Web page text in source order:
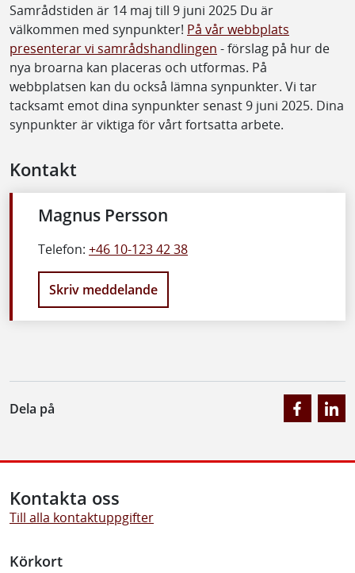
Samrådstiden är 14 maj till 9 juni 2025 Du är
välkommen med synpunkter! På vår webbplats
presenterar vi samrådshandlingen - förslag på hur de
nya broarna kan placeras och utformas. På
webbplatsen kan du också lämna synpunkter. Vi tar
tacksamt emot dina synpunkter senast 9 juni 2025. Dina
synpunkter är viktiga för vårt fortsatta arbete.
Kontakt
Magnus Persson
Telefon: +46 10-123 42 38
Skriv meddelande
Dela på
Kontakta oss
Till alla kontaktuppgifter
Körkort